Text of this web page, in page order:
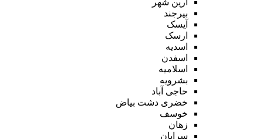
بیرجند
آیسک
ارسک
اسدیه
اسفدن
اسلامیه
بشرویه
حاجی آباد
خضری دشت بیاض
خوسف
زهان
سرایان